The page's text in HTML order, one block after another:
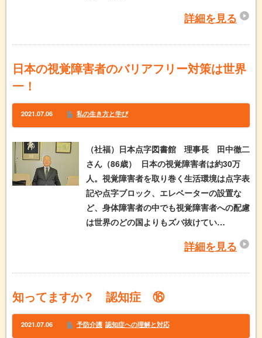
詳細を見る
日本の視覚障害者のバリアフリー対策は世界
一！
2021.07.06 私の生き方と学び
（社福）日本点字図書館 理事長 田中徹二
さん（86歳） 日本の視覚障害者は約30万
人。視覚障害者を取り巻く生活環境は点字表
記や点字ブロック、エレベーターの設置な
ど、身体障害者の中でも視覚障害者への配慮
は世界のどの国よりもズバ抜けてい…
詳細を見る
知ってますか？ 認知症 ⑯
2021.07.06 予防介護 認知症への理解と対応